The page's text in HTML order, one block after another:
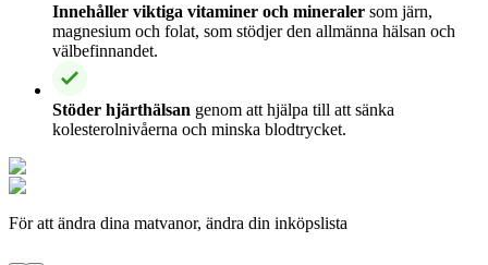
Innehåller viktiga vitaminer och mineraler som järn,
magnesium och folat, som stödjer den allmänna hälsan och
välbefinnandet.
Stöder hjärthälsan genom att hjälpa till att sänka
kolesterolnivåerna och minska blodtrycket.
För att ändra dina matvanor, ändra din inköpslista